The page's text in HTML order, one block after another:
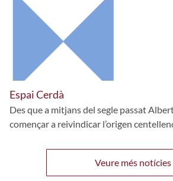
Espai Cerdà
Des que a mitjans del segle passat
començar a reivindicar l’origen centellenc
Veure més notícies